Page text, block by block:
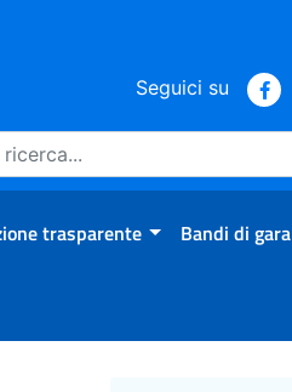
Seguici su
trasparente Bandi di gara